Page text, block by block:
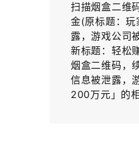
扫描烟盒二维
金(原标题：玩
露，游戏公司
新标题：轻松
烟盒二维码，
信息被泄露，
200万元」的